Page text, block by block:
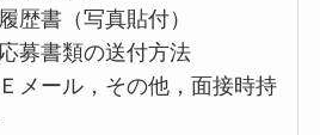
歴書（写真貼付）
募書類の送付方法
メール，その他，面接時持